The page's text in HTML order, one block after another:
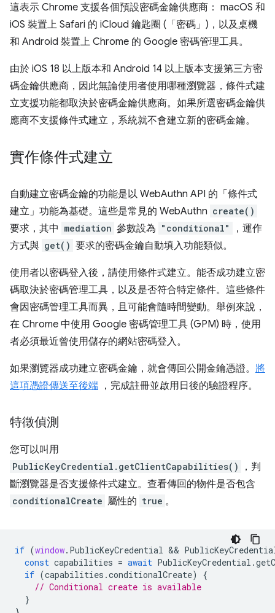
這表示 Chrome 支援各個預設密碼金鑰供應商： macOS 和
iOS 裝置上 Safari 的 iCloud 鑰匙圈 (「密碼」)，以及桌機
和 Android 裝置上 Chrome 的 Google 密碼管理工具。
由於 iOS 18 以上版本和 Android 14 以上版本支援第三方密
碼金鑰供應商，因此無論使用者使用哪種瀏覽器，條件式建
立支援功能都取決於密碼金鑰供應商。如果所選密碼金鑰供
應商不支援條件式建立，系統就不會建立新的密碼金鑰。
實作條件式建立
自動建立密碼金鑰的功能是以 WebAuthn API 的「條件式
建立」 功能為基礎。這些是常見的 WebAuthn create()
要求，其中 mediation 參數設為 "conditional"
，運作
方式與 get() 要求的密碼金鑰自動填入功能類似。
使用者以密碼登入後，請使用條件式建立。能否成功建立密
碼取決於密碼管理工具，以及是否符合特定條件。這些條件
會因密碼管理工具而異，且可能會隨時間變動。舉例來說，
在 Chrome 中使用 Google 密碼管理工具 (GPM) 時，使用
者必須最近曾使用儲存的網站密碼登入。
如果瀏覽器成功建立密碼金鑰，就會傳回公開金鑰憑證。 將
這項憑證傳送至後端 ，完成註冊並啟用日後的驗證程序。
特徵偵測
您可以叫用
PublicKeyCredential.getClientCapabilities()
，判
斷瀏覽器是否支援條件式建立。查看傳回的物件是否包含
conditionalCreate 屬性的 true 。
if (window. PublicKeyCredential &&
const capabilities = await PublicKeyCredential .
if (capabilities .conditionalCreate)
{
// Conditional create is available
}